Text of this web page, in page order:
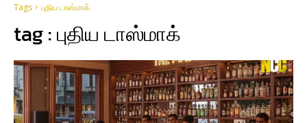
Tags புதிய டாஸ்மாக்
tag :புதிய டாஸ்மாக்